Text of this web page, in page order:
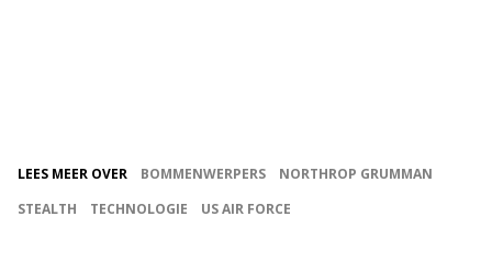
LEES MEER OVER BOMMENWERPERS
NORTHROP GRUMMAN
STEALTH
TECHNOLOGIE US AIR FORCE